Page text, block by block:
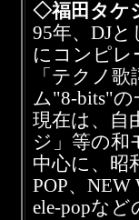
◇福田タケ
95年、DJ
にコンピレ
「テクノ
ム"8-bits"
現在は、自
ジ」等の和
中心に、昭
POP、NEW
ele-popな